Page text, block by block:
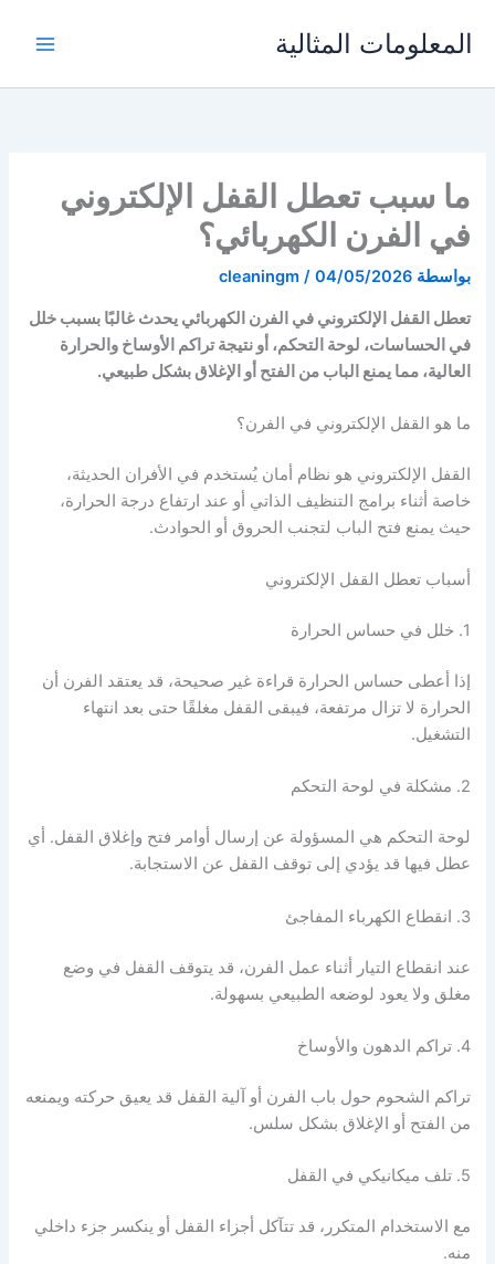
المعلومات المثالية
ما سبب تعطل القفل الإلكتروني
في الفرن الكهربائي؟
بواسطة cleaningm / 04/05/2026
تعطل القفل الإلكتروني في الفرن الكهربائي يحدث غالبًا بسبب خلل
في الحساسات، لوحة التحكم، أو نتيجة تراكم الأوساخ والحرارة
العالية، مما يمنع الباب من الفتح أو الإغلاق بشكل طبيعي.
ما هو القفل الإلكتروني في الفرن؟
القفل الإلكتروني هو نظام أمان يُستخدم في الأفران الحديثة،
خاصة أثناء برامج التنظيف الذاتي أو عند ارتفاع درجة الحرارة،
حيث يمنع فتح الباب لتجنب الحروق أو الحوادث.
أسباب تعطل القفل الإلكتروني
1. خلل في حساس الحرارة
إذا أعطى حساس الحرارة قراءة غير صحيحة، قد يعتقد الفرن أن
الحرارة لا تزال مرتفعة، فيبقى القفل مغلقًا حتى بعد انتهاء
التشغيل.
2. مشكلة في لوحة التحكم
لوحة التحكم هي المسؤولة عن إرسال أوامر فتح وإغلاق القفل. أي
عطل فيها قد يؤدي إلى توقف القفل عن الاستجابة.
3. انقطاع الكهرباء المفاجئ
عند انقطاع التيار أثناء عمل الفرن، قد يتوقف القفل في وضع
مغلق ولا يعود لوضعه الطبيعي بسهولة.
4. تراكم الدهون والأوساخ
تراكم الشحوم حول باب الفرن أو آلية القفل قد يعيق حركته ويمنعه
من الفتح أو الإغلاق بشكل سلس.
5. تلف ميكانيكي في القفل
مع الاستخدام المتكرر، قد تتآكل أجزاء القفل أو ينكسر جزء داخلي
منه.